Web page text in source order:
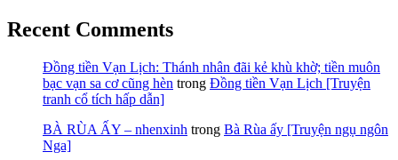
Recent Comments
Đồng tiền Vạn Lịch: Thánh nhân đãi kẻ khù khờ; tiền muôn
bạc vạn sa cơ cũng hèn trong Đồng tiền Vạn Lịch [Truyện
tranh cổ tích hấp dẫn]
BÀ RÙA ẤY – nhenxinh trong Bà Rùa ấy [Truyện ngụ ngôn
Nga]